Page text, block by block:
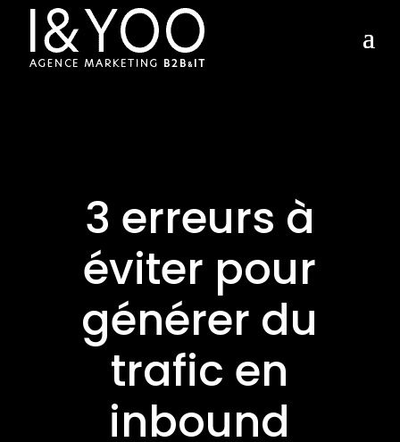
3 erreurs à
éviter pour
générer du
trafic en
inbound